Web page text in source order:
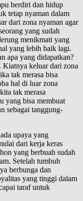
berdiri dan hidup
tetap nyaman dalam
dari zona nyaman agar
yang sudah
menikmati yang
yang lebih baik lagi.
apa yang didapatkan?
Kiatnya keluar dari zona
tak merasa bisa
hal di luar zona
tak merasa
yang bisa membuat
sebagai tanggung-
upaya yang
dari kerja keras
yang berbuah sudah
Setelah tumbuh
berbunga dan
yang tinggi dalam
taraf untuk